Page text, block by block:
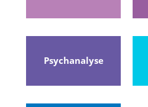
Psychanalyse